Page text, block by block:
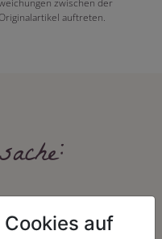
zwischen der
auftreten.
auf